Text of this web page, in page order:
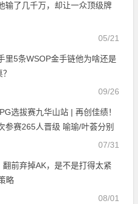
输了几千万，却让一众顶级牌
05/21
里5条WSOP金手链他为啥还是
09/26
选拔赛九华山站 | 再创佳绩！
参赛265人晋级 喻瑜/叶荟分别
07/31
翻前弃掉AK，是不是打得太紧
略
08/01